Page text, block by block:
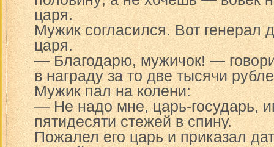
царя.
Мужик согласился. Вот генерал
царя.
— Благодарю, мужичок! —
в награду за то две тысячи
Мужик пал на колени:
— Не надо мне, царь-государь,
пятидесяти стежей в спину.
Пожалел его царь и приказал